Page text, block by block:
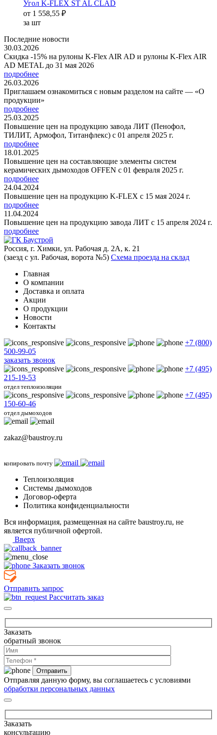
Угол K-FLEX ST AL CLAD
от 1 558,55 ₽
за шт
Последние новости
30.03.2026
Скидка -15% на рулоны K-Flex AIR AD и рулоны K-Flex AIR
AD METAL до 31 мая 2026
подробнее
26.03.2026
Приглашаем ознакомиться с новым разделом на сайте — «О
продукции»
подробнее
25.03.2025
Повышение цен на продукцию завода ЛИТ (Пенофол,
ТИЛИТ, Армофол, Титанфлекс) с 01 апреля 2025 г.
подробнее
18.01.2025
Повышение цен на составляющие элементы систем
керамических дымоходов OFFEN с 01 февраля 2025 г.
подробнее
24.04.2024
Повышение цен на продукцию K-FLEX с 15 мая 2024 г.
подробнее
11.04.2024
Повышение цен на продукцию завода ЛИТ с 15 апреля 2024 г.
подробнее
Россия, г. Химки, ул. Рабочая д. 2А, к. 21
(заезд с ул. Рабочая, ворота №5) Схема проезда на склад
Главная
О компании
Доставка и оплата
Акции
О продукции
Новости
Контакты
+7 (800)
500-99-05
заказать звонок
+7 (495)
215-19-53
отдел теплоизоляции
+7 (495)
150-60-46
отдел дымоходов
zakaz@baustroy.ru
копировать почту
Теплоизоляция
Системы дымоходов
Договор-оферта
Политика конфиденциальности
Вся информация, размещенная на сайте baustroy.ru, не
является публичной офертой.
Вверх
Заказать звонок
Отправить запрос
Рассчитать заказ
Заказать
обратный звонок
Отправляя данную форму, вы соглашаетесь с условиями
обработки персональных данных
Заказать
консультацию